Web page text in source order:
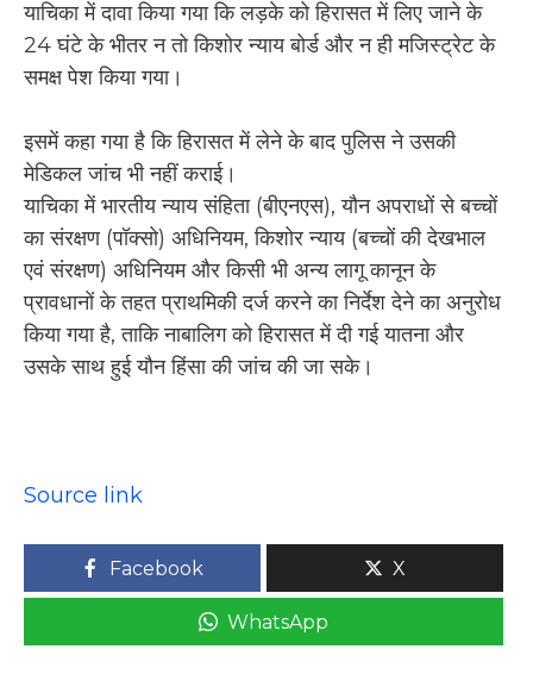
याचिका में दावा किया गया कि लड़के को हिरासत में लिए जाने के
24 घंटे के भीतर न तो किशोर न्याय बोर्ड और न ही मजिस्ट्रेट के
समक्ष पेश किया गया।
इसमें कहा गया है कि हिरासत में लेने के बाद पुलिस ने उसकी
मेडिकल जांच भी नहीं कराई।
याचिका में भारतीय न्याय संहिता (बीएनएस), यौन अपराधों से बच्चों
का संरक्षण (पॉक्सो) अधिनियम, किशोर न्याय (बच्चों की देखभाल
एवं संरक्षण) अधिनियम और किसी भी अन्य लागू कानून के
प्रावधानों के तहत प्राथमिकी दर्ज करने का निर्देश देने का अनुरोध
किया गया है, ताकि नाबालिग को हिरासत में दी गई यातना और
उसके साथ हुई यौन हिंसा की जांच की जा सके।
Source link
Facebook X
WhatsApp